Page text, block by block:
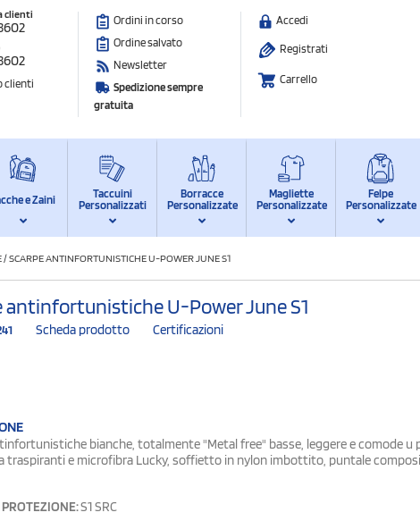
clienti
clienti
Ordini in corso
Ordine salvato
Newsletter
Spedizione sempre
gratuita
Accedi
Registrati
Carrello
e Zaini
Taccuini
Personalizzati
Borracce
Personalizzate
Magliette
Personalizzate
Felpe
Personalizzate
/SCARPE ANTINFORTUNISTICHE U-POWER JUNE S1
antinfortunistiche U-Power June S1
Scheda prodotto Certificazioni
bianche, totalmente "Metal free" basse, leggere e comode u
traspiranti e microfibra Lucky, soffietto in nylon imbottito, puntale
PROTEZIONE:S1 SRC